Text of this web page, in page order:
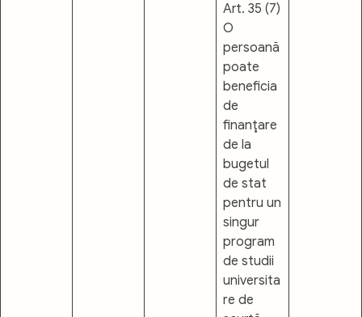
Art. 35 (7)
O
persoană
poate
beneficia
de
finanţare
de la
bugetul
de stat
pentru un
singur
program
de studii
universita
re de